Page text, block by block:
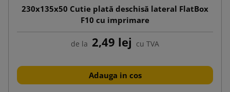
230x135x50 Cutie plată deschisă lateral FlatBox
F10 cu imprimare
de la 2,49 lej cu TVA
Adauga in cos